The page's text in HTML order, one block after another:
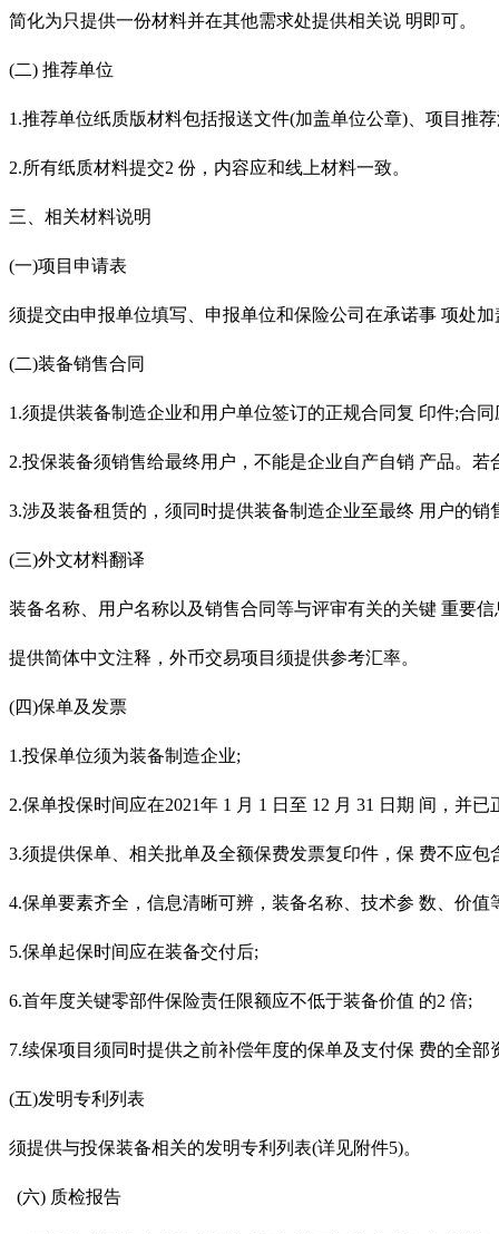
简化为只提供一份材料并在其他需求处提供相关说 明即可。
(二) 推荐单位
1.推荐单位纸质版材料包括报送文件(加盖单位公章)、项目推
2.所有纸质材料提交2 份，内容应和线上材料一致。
三、相关材料说明
(一)项目申请表
须提交由申报单位填写、申报单位和保险公司在承诺事 项处加
(二)装备销售合同
1.须提供装备制造企业和用户单位签订的正规合同复 印件;合
2.投保装备须销售给最终用户，不能是企业自产自销 产品。
3.涉及装备租赁的，须同时提供装备制造企业至最终 用户的销
(三)外文材料翻译
装备名称、用户名称以及销售合同等与评审有关的关键 重要信
提供简体中文注释，外币交易项目须提供参考汇率。
(四)保单及发票
1.投保单位须为装备制造企业;
2.保单投保时间应在2021年 1 月 1 日至 12 月 31 日期 间，并已
3.须提供保单、相关批单及全额保费发票复印件，保 费不应包
4.保单要素齐全，信息清晰可辨，装备名称、技术参 数、价值
5.保单起保时间应在装备交付后;
6.首年度关键零部件保险责任限额应不低于装备价值 的2 倍;
7.续保项目须同时提供之前补偿年度的保单及支付保 费的全部
(五)发明专利列表
须提供与投保装备相关的发明专利列表(详见附件5)。
(六) 质检报告